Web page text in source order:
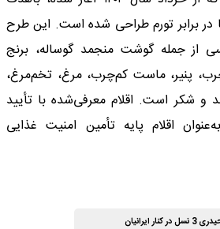
در برابر تورم طراحی شده است. این طرح
اساسی از جمله گوشت منجمد گوساله، برنج
پنیر، ماست کم‌چرب، مرغ، تخم‌مرغ،
و شکر است. اقلام معرفی‌شده با تأیید
اقلام پایه تأمین امنیت غذایی
ایرانیان